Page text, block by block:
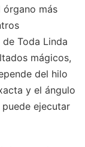
órgano más
Toda Linda
mágicos,
del hilo
y el ángulo
ejecutar